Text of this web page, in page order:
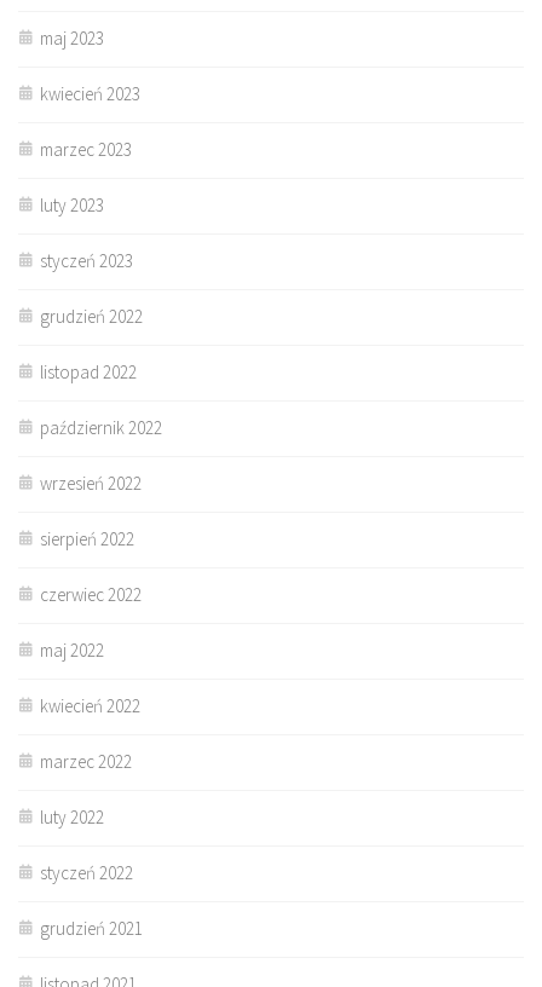
maj 2023
kwiecień 2023
marzec 2023
luty 2023
styczeń 2023
grudzień 2022
listopad 2022
październik 2022
wrzesień 2022
sierpień 2022
czerwiec 2022
maj 2022
kwiecień 2022
marzec 2022
luty 2022
styczeń 2022
grudzień 2021